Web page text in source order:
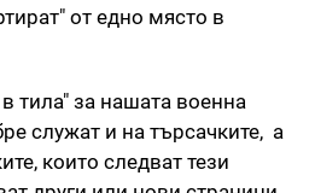
от едно място в
тила" за нашата военна
служат и на търсачките, а
които следват тези